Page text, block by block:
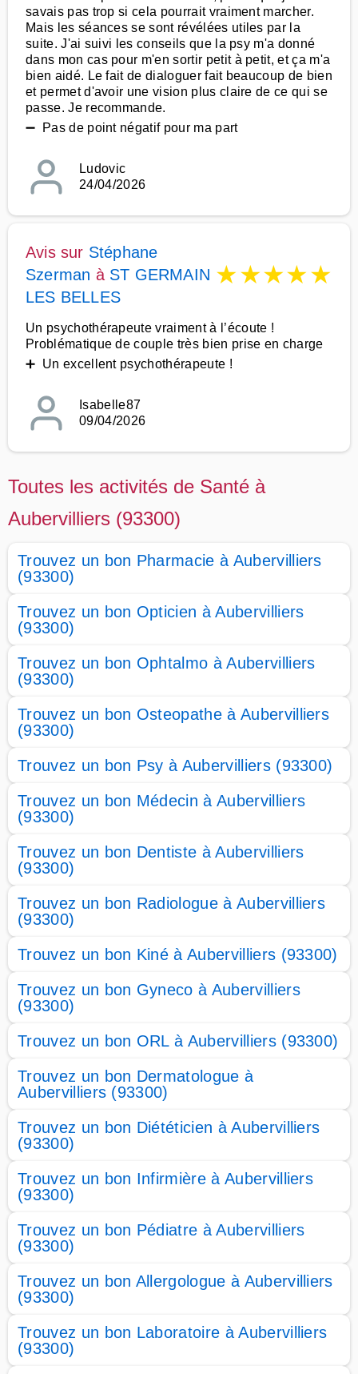
savais pas trop si cela pourrait vraiment marcher.
Mais les séances se sont révélées utiles par la
suite. J'ai suivi les conseils que la psy m'a donné
dans mon cas pour m'en sortir petit à petit, et ça m'a
bien aidé. Le fait de dialoguer fait beaucoup de bien
et permet d'avoir une vision plus claire de ce qui se
passe. Je recommande.
➖ Pas de point négatif pour ma part
Ludovic
24/04/2026
Avis sur Stéphane
Szerman à ST GERMAIN
LES BELLES
★★★★★
Un psychothérapeute vraiment à l’écoute !
Problématique de couple très bien prise en charge
➕ Un excellent psychothérapeute !
Isabelle87
09/04/2026
Toutes les activités de Santé à
Aubervilliers (93300)
Trouvez un bon Pharmacie à Aubervilliers
(93300)
Trouvez un bon Opticien à Aubervilliers
(93300)
Trouvez un bon Ophtalmo à Aubervilliers
(93300)
Trouvez un bon Osteopathe à Aubervilliers
(93300)
Trouvez un bon Psy à Aubervilliers (93300)
Trouvez un bon Médecin à Aubervilliers
(93300)
Trouvez un bon Dentiste à Aubervilliers
(93300)
Trouvez un bon Radiologue à Aubervilliers
(93300)
Trouvez un bon Kiné à Aubervilliers (93300)
Trouvez un bon Gyneco à Aubervilliers
(93300)
Trouvez un bon ORL à Aubervilliers (93300)
Trouvez un bon Dermatologue à
Aubervilliers (93300)
Trouvez un bon Diététicien à Aubervilliers
(93300)
Trouvez un bon Infirmière à Aubervilliers
(93300)
Trouvez un bon Pédiatre à Aubervilliers
(93300)
Trouvez un bon Allergologue à Aubervilliers
(93300)
Trouvez un bon Laboratoire à Aubervilliers
(93300)